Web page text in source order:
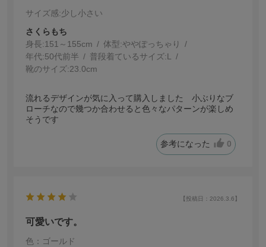
サイズ感:少し小さい
さくらもち
身長:151～155cm 体型:ぽっちゃり
年代:50代前半 普段着ているサイズ:L
靴のサイズ:23.0cm
流れるデザインが気に入って購入しました 小ぶりなブ
ローチなので幾つか合わせると色々なパターンが楽しめ
そうです
参考になった 0
【投稿日：2026.3.6】
可愛いです。
色：ゴールド